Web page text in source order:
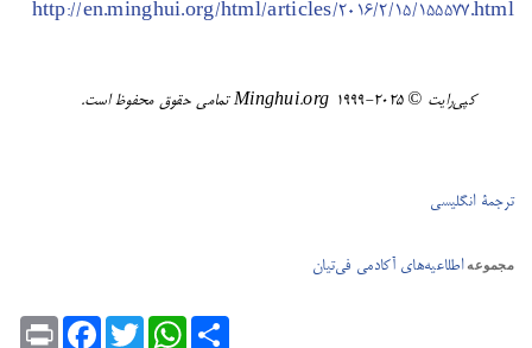
http://en.minghui.org/html/articles/2016/2/15/155577.html
کپی‌رایت ©️ ٢٠٢٥-١٩٩٩ Minghui.org تمامی حقوق محفوظ است.
ترجمۀ انگلیسی
مجموعهاطلاعیه‌های آکادمی فی‌تیان
Print
FacebookTwitter
WhatsAppShare